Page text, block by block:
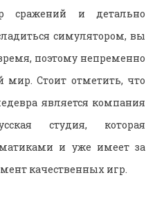
сражений и детально
симулятором, вы
поэтому непременно
мир. Стоит отметить, что
является компания
студия, которая
и уже имеет за
качественных игр.